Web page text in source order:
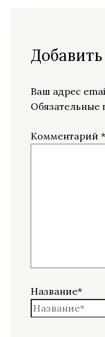
Ваш адрес
Обязательные
Комментарий *
Название*